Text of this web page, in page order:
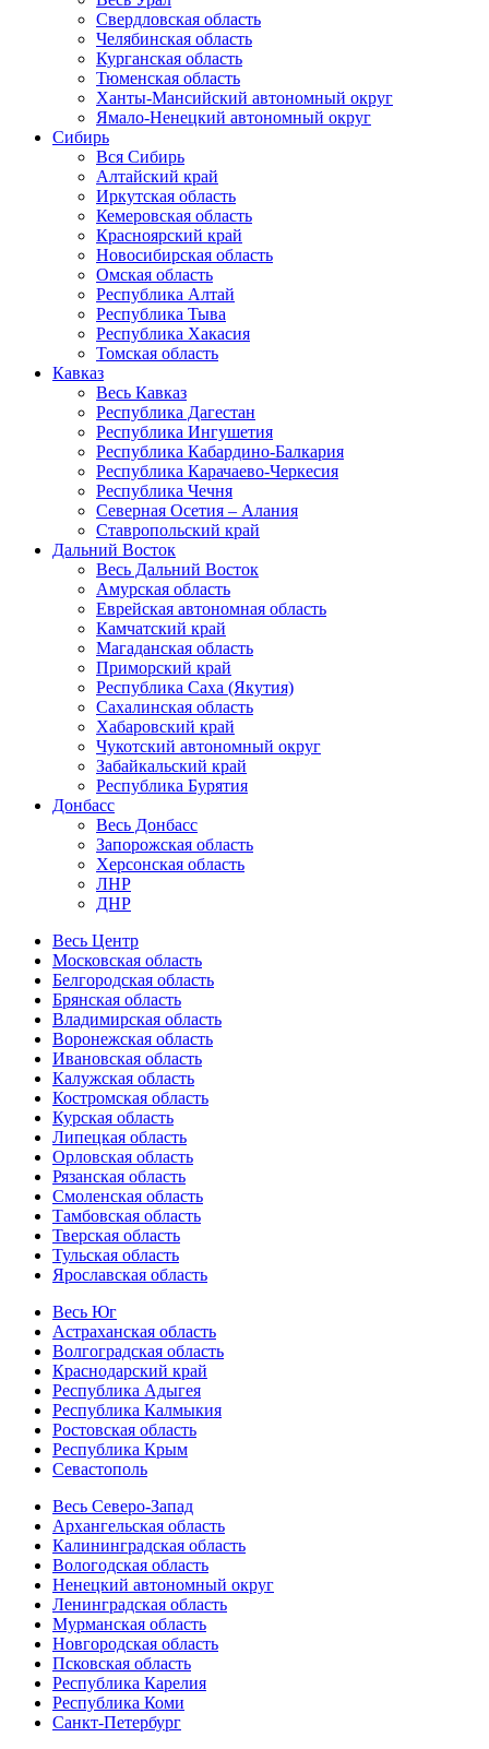
Свердловская область
Челябинская область
Курганская область
Тюменская область
Ханты-Мансийский автономный округ
Ямало-Ненецкий автономный округ
Сибирь
Вся Сибирь
Алтайский край
Иркутская область
Кемеровская область
Красноярский край
Новосибирская область
Омская область
Республика Алтай
Республика Тыва
Республика Хакасия
Томская область
Кавказ
Весь Кавказ
Республика Дагестан
Республика Ингушетия
Республика Кабардино-Балкария
Республика Карачаево-Черкесия
Республика Чечня
Северная Осетия – Алания
Ставропольский край
Дальний Восток
Весь Дальний Восток
Амурская область
Еврейская автономная область
Камчатский край
Магаданская область
Приморский край
Республика Саха (Якутия)
Сахалинская область
Хабаровский край
Чукотский автономный округ
Забайкальский край
Республика Бурятия
Донбасс
Весь Донбасс
Запорожская область
Херсонская область
ЛНР
ДНР
Весь Центр
Московская область
Белгородская область
Брянская область
Владимирская область
Воронежская область
Ивановская область
Калужская область
Костромская область
Курская область
Липецкая область
Орловская область
Рязанская область
Смоленская область
Тамбовская область
Тверская область
Тульская область
Ярославская область
Весь Юг
Астраханская область
Волгоградская область
Краснодарский край
Республика Адыгея
Республика Калмыкия
Ростовская область
Республика Крым
Севастополь
Весь Северо-Запад
Архангельская область
Калининградская область
Вологодская область
Ненецкий автономный округ
Ленинградская область
Мурманская область
Новгородская область
Псковская область
Республика Карелия
Республика Коми
Санкт-Петербург